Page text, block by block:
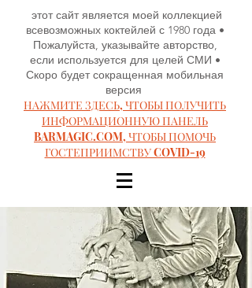
этот сайт является моей коллекцией
всевозможных коктейлей с 1980 года •
Пожалуйста, указывайте авторство,
если используется для целей СМИ •
Скоро будет сокращенная мобильная
версия
НАЖМИТЕ ЗДЕСЬ, ЧТОБЫ ПОЛУЧИТЬ
ИНФОРМАЦИОННУЮ ПАНЕЛЬ
BARMAGIC.COM, ЧТОБЫ ПОМОЧЬ
ГОСТЕПРИИМСТВУ COVID-19